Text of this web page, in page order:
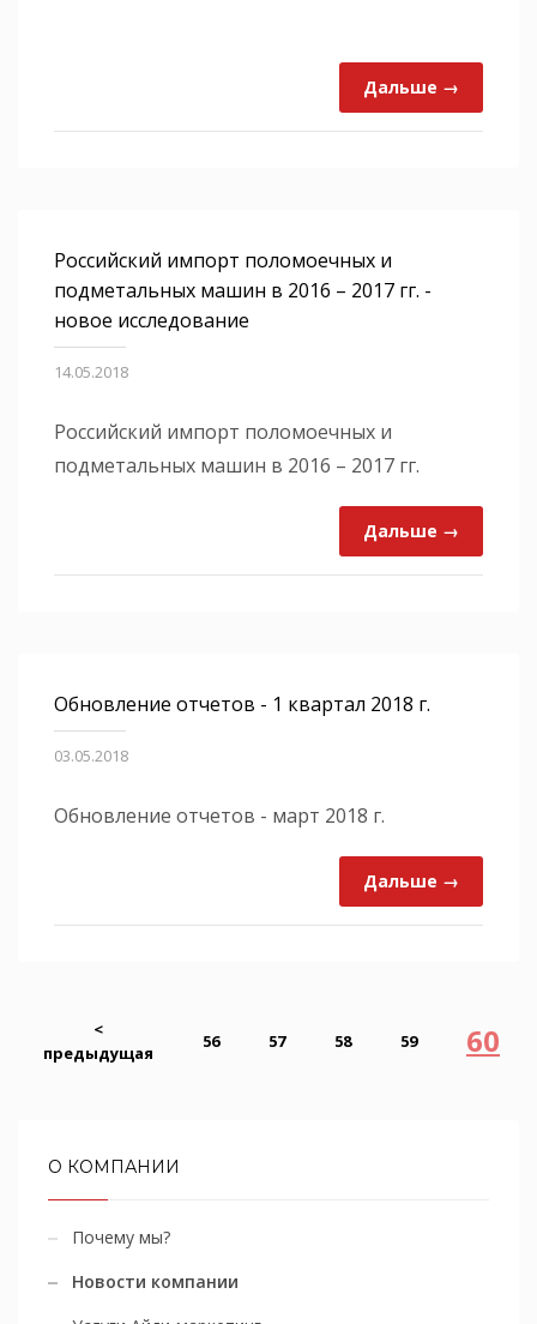
Дальше →
Российский импорт поломоечных и
подметальных машин в 2016 – 2017 гг. -
новое исследование
14.05.2018
Российский импорт поломоечных и
подметальных машин в 2016 – 2017 гг.
Дальше →
Обновление отчетов - 1 квартал 2018 г.
03.05.2018
Обновление отчетов - март 2018 г.
Дальше →
<
предыдущая
56 57 58 59 60
О КОМПАНИИ
Почему мы?
Новости компании